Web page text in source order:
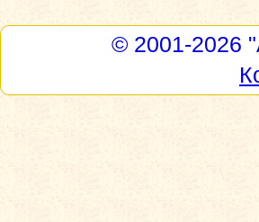
© 2001-2026